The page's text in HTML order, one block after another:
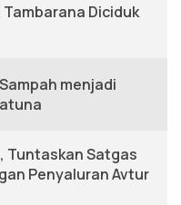
Tambarana Diciduk
menjadi
Tuntaskan Satgas
Penyaluran Avtur